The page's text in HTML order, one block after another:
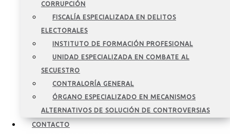
CORRUPCIÓN
FISCALÍA ESPECIALIZADA EN DELITOS
ELECTORALES
INSTITUTO DE FORMACIÓN PROFESIONAL
UNIDAD ESPECIALIZADA EN COMBATE AL
SECUESTRO
CONTRALORÍA GENERAL
ÓRGANO ESPECIALIZADO EN MECANISMOS
ALTERNATIVOS DE SOLUCIÓN DE CONTROVERSIAS
CONTACTO